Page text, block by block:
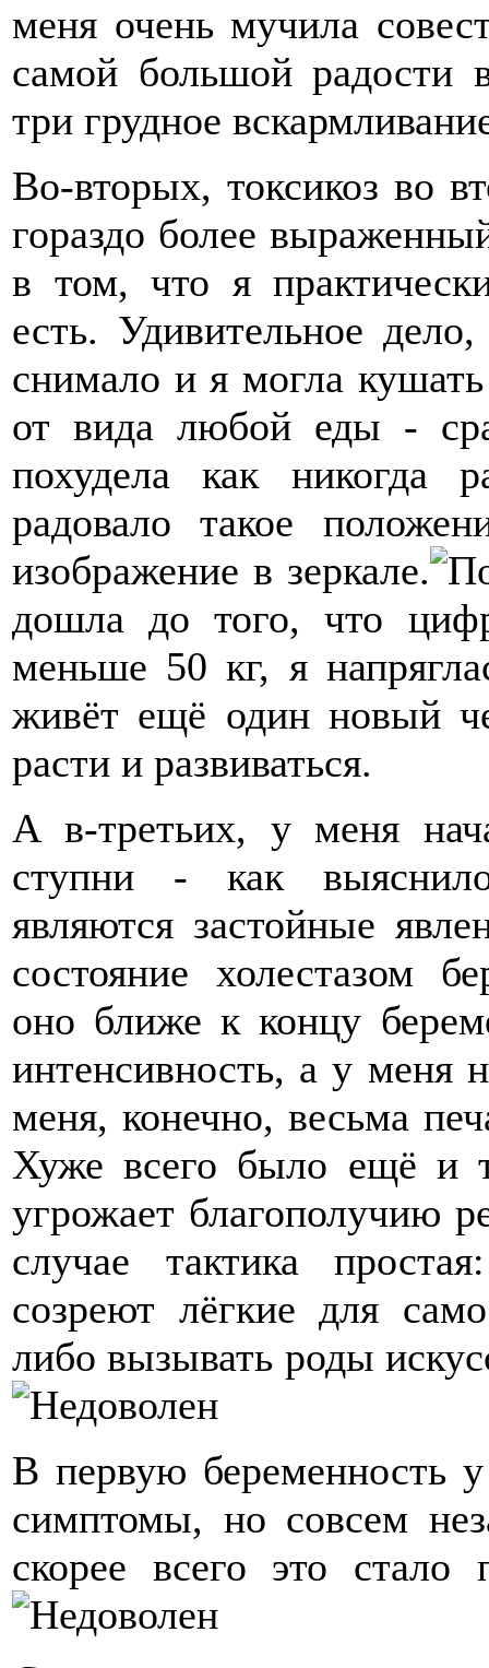
меня очень мучила
самой большой радости
три грудное
Во-вторых, токсикоз во
гораздо более
в том, что я
есть. Удивительное
снимало и я могла
от вида любой еды -
похудела как никогда
радовало такое
изображение в зеркале.
дошла до того, что
меньше 50 кг, я
живёт ещё один новый
расти и развиваться.
А в-третьих, у меня
ступни - как
являются застойные
состояние холестазом
оно ближе к концу
интенсивность, а у меня
меня, конечно, весьма
Хуже всего было ещё и
угрожает благополучию
случае тактика
созреют лёгкие для
либо вызывать роды
В первую беременность
симптомы, но совсем
скорее всего это стало